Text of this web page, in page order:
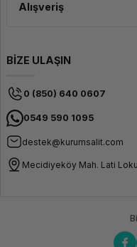
Alışveriş
BİZE ULAŞIN
0 (850) 640 0607
0549 590 1095
destek@kurumsalit.com
Mecidiyeköy Mah. Lati